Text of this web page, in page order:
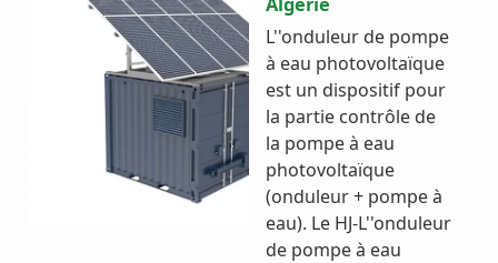
L''onduleur de pompe
à eau photovoltaïque
est un dispositif pour
la partie contrôle de
la pompe à eau
photovoltaïque
(onduleur + pompe à
eau). Le HJ-L''onduleur
de pompe à eau